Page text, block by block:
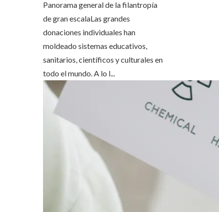
Panorama general de la filantropía
de gran escalaLas grandes
donaciones individuales han
moldeado sistemas educativos,
sanitarios, científicos y culturales en
todo el mundo. A lo l...